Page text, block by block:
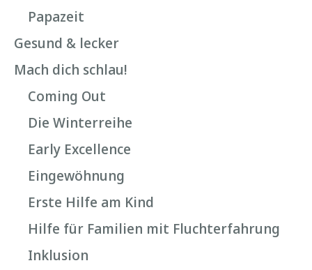
Papazeit
Gesund & lecker
Mach dich schlau!
Coming Out
Die Winterreihe
Early Excellence
Eingewöhnung
Erste Hilfe am Kind
Hilfe für Familien mit Fluchterfahrung
Inklusion